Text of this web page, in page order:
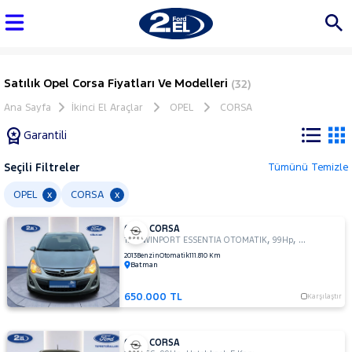
Satılık Opel Corsa Fiyatları Ve Modelleri (32)
Ana Sayfa İkinci El Araçlar OPEL CORSA
Garantili
Tüm
Araçlar
AUDI
BMC
BMW
BYD
Seçili Filtreler Tümünü Temizle
OPEL x CORSA x
OPEL CORSA
1.4 TWINPORT ESSENTIA OTOMATIK,99Hp, Hatchback 5
2013BenzinOtomatik111.810 Km
Batman
650.000 TL Karşılaştır
OPEL CORSA